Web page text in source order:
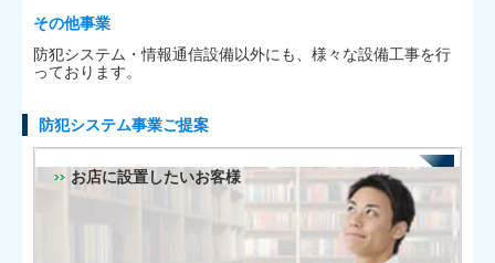
その他事業
防犯システム・情報通信設備以外にも、様々な設備工事を行
っております。
防犯システム事業ご提案
お店に設置したいお客様